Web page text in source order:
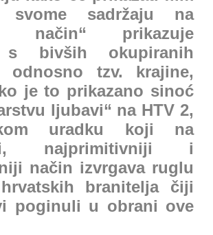
sadržaju na
način“ prikazuje
s bivših okupiranih
odnosno tzv. krajine,
je to prikazano sinoć
ljubavi“ na HTV 2,
uradku koji na
najprimitivniji i
način izvrgava ruglu
branitelja čiji
poginuli u obrani ove